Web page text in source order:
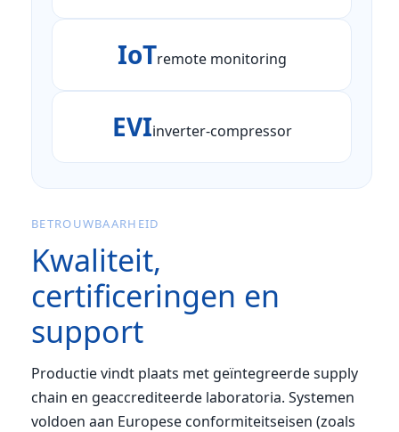
IoTremote monitoring
EVIinverter-compressor
BETROUWBAARHEID
Kwaliteit,
certificeringen en
support
Productie vindt plaats met geïntegreerde supply
chain en geaccrediteerde laboratoria. Systemen
voldoen aan Europese conformiteitseisen (zoals